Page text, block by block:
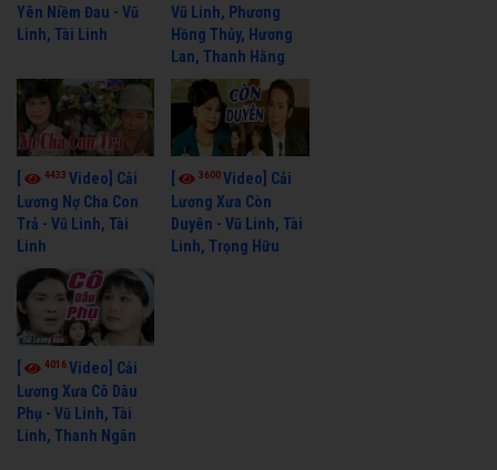
Yên Niềm Đau - Vũ
Linh, Tài Linh
Vũ Linh, Phương
Hồng Thủy, Hương
Lan, Thanh Hằng
4433 Video] Cải
Lương Nợ Cha Con
Trả - Vũ Linh, Tài
Linh
3600Video] Cải
Lương Xưa Còn
Duyên - Vũ Linh, Tài
Linh, Trọng Hữu
[ 4016Video] Cải
Lương Xưa Cô Dâu
Phụ - Vũ Linh, Tài
Linh, Thanh Ngân